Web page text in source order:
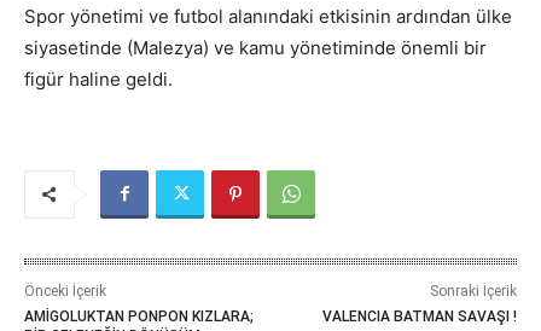
Spor yönetimi ve futbol alanındaki etkisinin ardından ülke
siyasetinde (Malezya) ve kamu yönetiminde önemli bir
figür haline geldi.
Önceki İçerik
AMİGOLUKTAN PONPON KIZLARA;
Sonraki İçerik
VALENCIA BATMAN SAVAŞI !